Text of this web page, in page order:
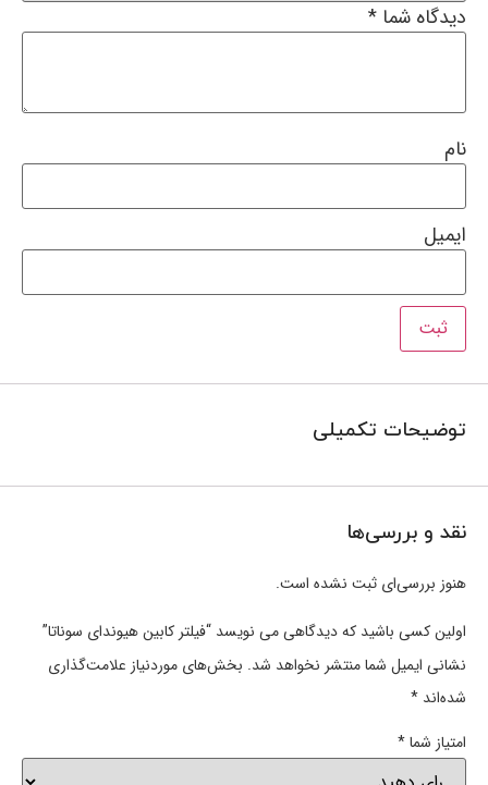
دیدگاه شما *
نام
ایمیل
توضیحات تکمیلی
نقد و بررسی‌ها
هنوز بررسی‌ای ثبت نشده است.
اولین کسی باشید که دیدگاهی می نویسد “فیلتر کابین هیوندای سوناتا”
نشانی ایمیل شما منتشر نخواهد شد. بخش‌های موردنیاز علامت‌گذاری
شده‌اند *
امتیاز شما*